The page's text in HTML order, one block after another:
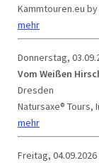
Kammtouren.eu
mehr
Donnerstag,
Vom Weißen
Dresden
Natursaxe® Tours,
mehr
Freitag, 04.09.2026